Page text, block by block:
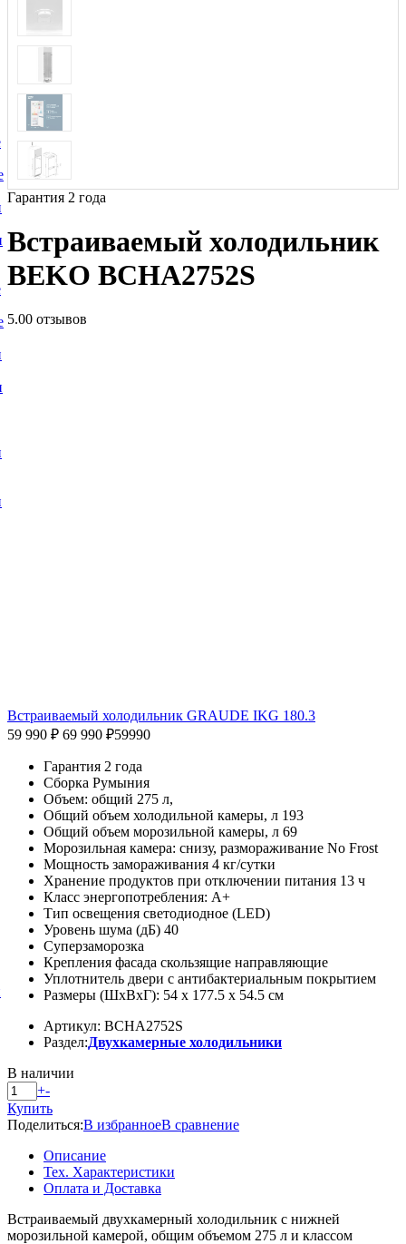
Гарантия 2 года
Встраиваемый холодильник
BEKO BCHA2752S
5.00 отзывов
Встраиваемый холодильник GRAUDE IKG 180.3
59 990 ₽ 69 990 ₽59990
Гарантия 2 года
Сборка Румыния
Объем: общий 275 л,
Общий объем холодильной камеры, л 193
Общий объем морозильной камеры, л 69
Морозильная камера: снизу, размораживание No Frost
Мощность замораживания 4 кг/сутки
Хранение продуктов при отключении питания 13 ч
Класс энергопотребления: A+
Тип освещения светодиодное (LED)
Уровень шума (дБ) 40
Суперзаморозка
Крепления фасада скользящие направляющие
Уплотнитель двери с антибактериальным покрытием
Размеры (ШхВхГ): 54 х 177.5 х 54.5 см
Артикул: BCHA2752S
Раздел:Двухкамерные холодильники
В наличии
+-
Купить
Поделиться:В избранноеВ сравнение
Описание
Тех. Характеристики
Оплата и Доставка
Встраиваемый двухкамерный холодильник с нижней
морозильной камерой, общим объемом 275 л и классом